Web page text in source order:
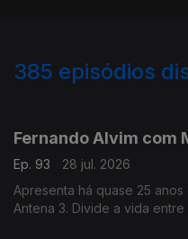
385 episódios
Fernando Alvim com
Ep. 93
28 jul. 2026
Apresenta há quase 25
Antena 3. Divide a vida